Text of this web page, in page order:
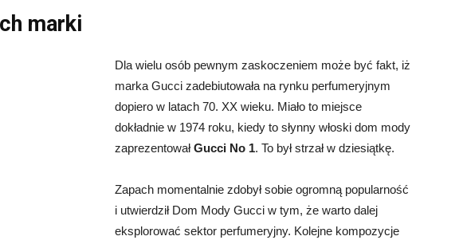
marki
Dla wielu osób pewnym zaskoczeniem może być fakt, iż
marka Gucci zadebiutowała na rynku perfumeryjnym
dopiero w latach 70. XX wieku. Miało to miejsce
dokładnie w 1974 roku, kiedy to słynny włoski dom mody
zaprezentowałGucci No 1. To był strzał w dziesiątkę.
Zapach momentalnie zdobył sobie ogromną popularność
i utwierdził Dom Mody Gucci w tym, że warto dalej
eksplorować sektor perfumeryjny. Kolejne kompozycje